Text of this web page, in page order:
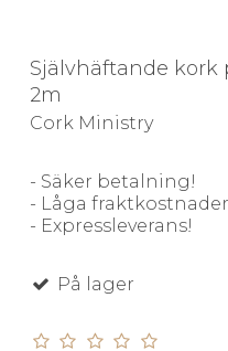
Självhäftande kork
2m
Cork Ministry
- Säker betalning!
- Låga
- Expressleverans!
På lager